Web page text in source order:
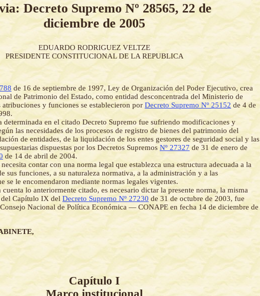
Decreto Supremo Nº 28565, 22 de
diciembre de 2005
EDUARDO RODRIGUEZ VELTZE
PRESIDENTE CONSTITUCIONAL DE LA REPUBLICA
de 16 de septiembre de 1997, Ley de Organización del Poder Ejecutivo, crea
de Patrimonio del Estado, como entidad desconcentrada del Ministerio de
atribuciones y funciones se establecieron por Decreto Supremo Nº 25152 de 4 de
determinada en el citado Decreto Supremo fue sufriendo modificaciones y
las necesidades de los procesos de registro de bienes del patrimonio del
de entidades, de la liquidación de los entes gestores de seguridad social y las
dispuestas por los Decretos Supremos Nº 27327 de 31 de enero de
de 14 de abril de 2004.
contar con una norma legal que establezca una estructura adecuada a la
sus funciones, a su naturaleza normativa, a la administración y a las
se le encomendaron mediante normas legales vigentes.
cuenta lo anteriormente citado, es necesario dictar la presente norma, la misma
Capítulo IX del Decreto Supremo Nº 27230 de 31 de octubre de 2003, fue
Nacional de Política Económica — CONAPE en fecha 14 de diciembre de
Capítulo I